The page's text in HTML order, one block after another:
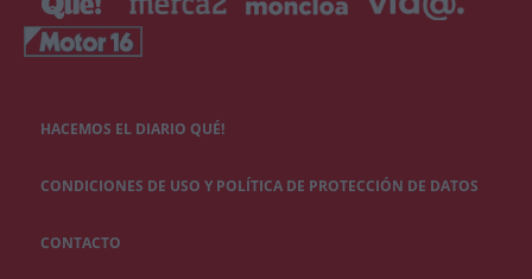
HACEMOS EL DIARIO QUÉ!
CONDICIONES DE USO Y POLÍTICA DE PROTECCIÓN DE DATOS
CONTACTO